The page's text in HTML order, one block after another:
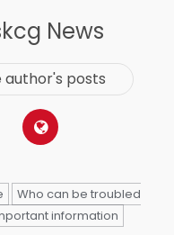
News
author's posts
Who can be troubled
information